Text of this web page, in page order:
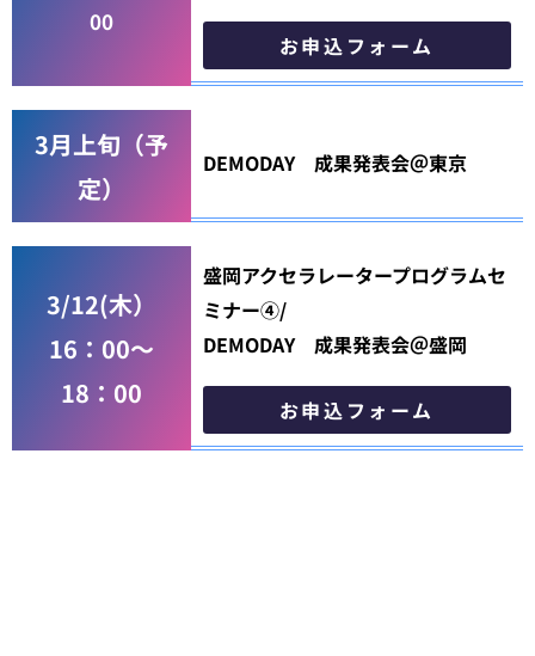
00
お申込フォーム
3月上旬（予
定）
DEMODAY 成果発表会＠東京
3/12(木）
16：00〜
18：00
盛岡アクセラレータープログラムセ
ミナー④/
DEMODAY 成果発表会＠盛岡
お申込フォーム